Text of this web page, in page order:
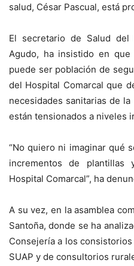
salud, César Pascual, está
El secretario de Salud del
Agudo, ha insistido en que
puede ser población de
del Hospital Comarcal que
necesidades sanitarias de
están tensionados a niveles
“No quiero ni imaginar qué
incrementos de plantillas
Hospital Comarcal”, ha
A su vez, en la asamblea
Santoña, donde se ha
Consejería a los
SUAP y de consultorios